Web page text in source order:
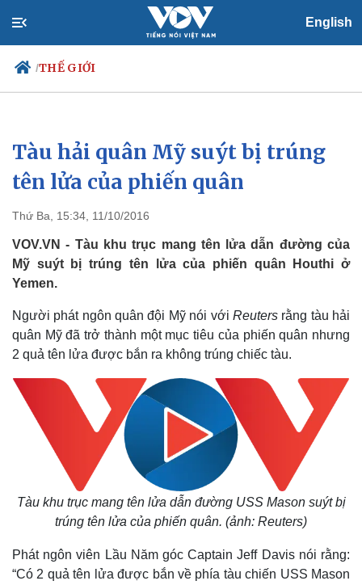
English
/THẾ GIỚI
Chính trị
Đảng
Tổ chức nhân sự
Nhận diện sự thật
Xã hội
Tin 24h
Dự báo thời tiết
Việc làm
Biển đảo
Tàu hải quân Mỹ suýt bị trúng
tên lửa của phiến quân
Thứ Ba, 15:34, 11/10/2016
VOV.VN - Tàu khu trục mang tên lửa dẫn đường của
Mỹ suýt bị trúng tên lửa của phiến quân Houthi ở
Yemen.
Người phát ngôn quân đội Mỹ nói với Reutersrằng tàu hải
quân Mỹ đã trở thành một mục tiêu của phiến quân nhưng
2 quả tên lửa được bắn ra không trúng chiếc tàu.
Tàu khu trục mang tên lửa dẫn đường USS Mason suýt bị
trúng tên lửa của phiến quân. (ảnh: Reuters)
Phát ngôn viên Lầu Năm góc Captain Jeff Davis nói rằng:
“Có 2 quả tên lửa được bắn về phía tàu chiến USS Mason